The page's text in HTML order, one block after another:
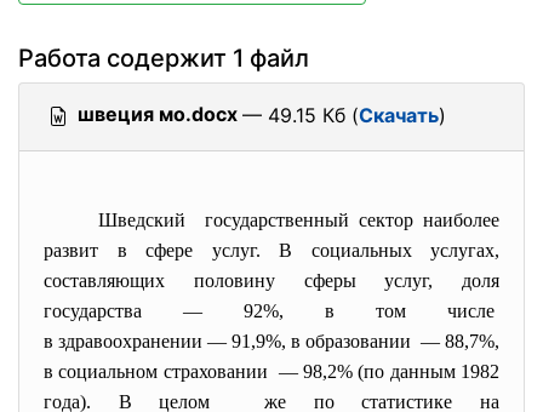
Работа содержит 1 файл
швеция мо.docx — 49.15 Кб (Скачать)
Шведский государственный сектор наиболее
развит в сфере услуг. В социальных услугах,
составляющих половину сферы услуг, доля
государства — 92%, в том числе
в здравоохранении — 91,9%, в образовании — 88,7%,
в социальном страховании — 98,2% (по данным 1982
года). В целом же по статистике на